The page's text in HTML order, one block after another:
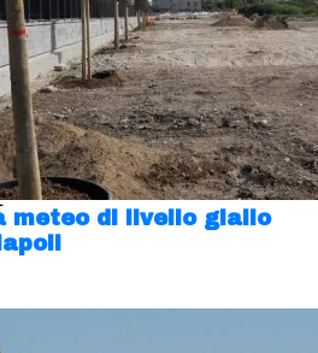
meteo di livello giallo